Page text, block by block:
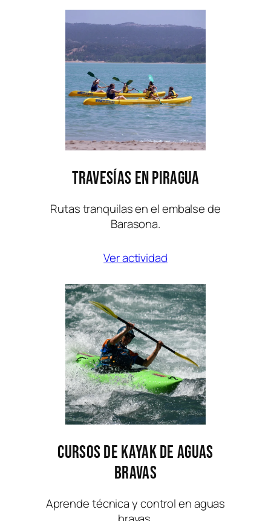
Travesías en Piragua
Rutas tranquilas en el embalse de
Barasona.
Ver actividad
Cursos de Kayak de Aguas
Bravas
Aprende técnica y control en aguas